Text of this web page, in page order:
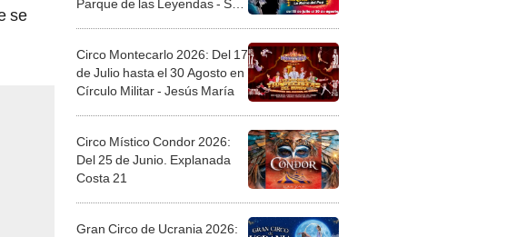
se
Parque de las Leyendas - San
Circo Montecarlo 2026: Del 17
de Julio hasta el 30 Agosto en
Círculo Militar - Jesús María
Circo Místico Condor 2026:
Del 25 de Junio. Explanada
Costa 21
Gran Circo de Ucrania 2026: